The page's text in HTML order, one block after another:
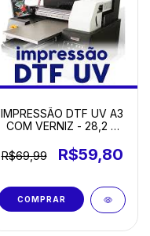
IMPRESSÃO DTF UV A3
COM VERNIZ - 28,2 X
R$69,99
R$59,80